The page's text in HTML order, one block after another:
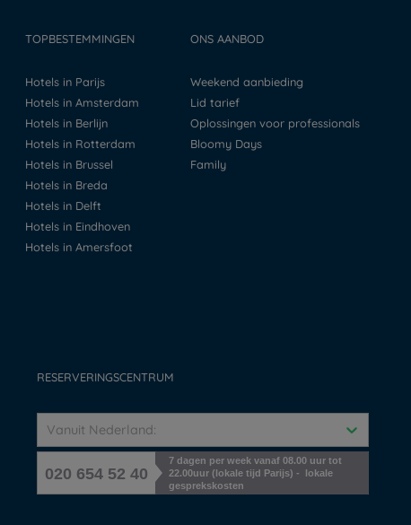
TOPBESTEMMINGEN
Hotels in Parijs
Hotels in Amsterdam
Hotels in Berlijn
Hotels in Rotterdam
Hotels in Brussel
Hotels in Breda
Hotels in Delft
Hotels in Eindhoven
Hotels in Amersfoot
ONS AANBOD
Weekend aanbieding
Lid tarief
Oplossingen voor professionals
Bloomy Days
Family
RESERVERINGSCENTRUM
Vanuit Nederland:
020 654 52 40
7 dagen per week vanaf 08.00 uur tot
22.00uur (lokale tijd Parijs) - lokale
gesprekskosten